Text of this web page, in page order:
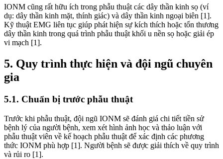
IONM cũng rất hữu ích trong phẫu thuật các dây thần kinh sọ (ví
dụ: dây thần kinh mặt, thính giác) và dây thần kinh ngoại biên [1].
Kỹ thuật EMG liên tục giúp phát hiện sự kích thích hoặc tổn thương
dây thần kinh trong quá trình phẫu thuật khối u nền sọ hoặc giải ép
vi mạch [1].
5. Quy trình thực hiện và đội ngũ chuyên
gia
5.1. Chuẩn bị trước phẫu thuật
Trước khi phẫu thuật, đội ngũ IONM sẽ đánh giá chi tiết tiền sử
bệnh lý của người bệnh, xem xét hình ảnh học và thảo luận với
phẫu thuật viên về kế hoạch phẫu thuật để xác định các phương
thức IONM phù hợp [1]. Người bệnh sẽ được giải thích về quy trình
và rủi ro [1].